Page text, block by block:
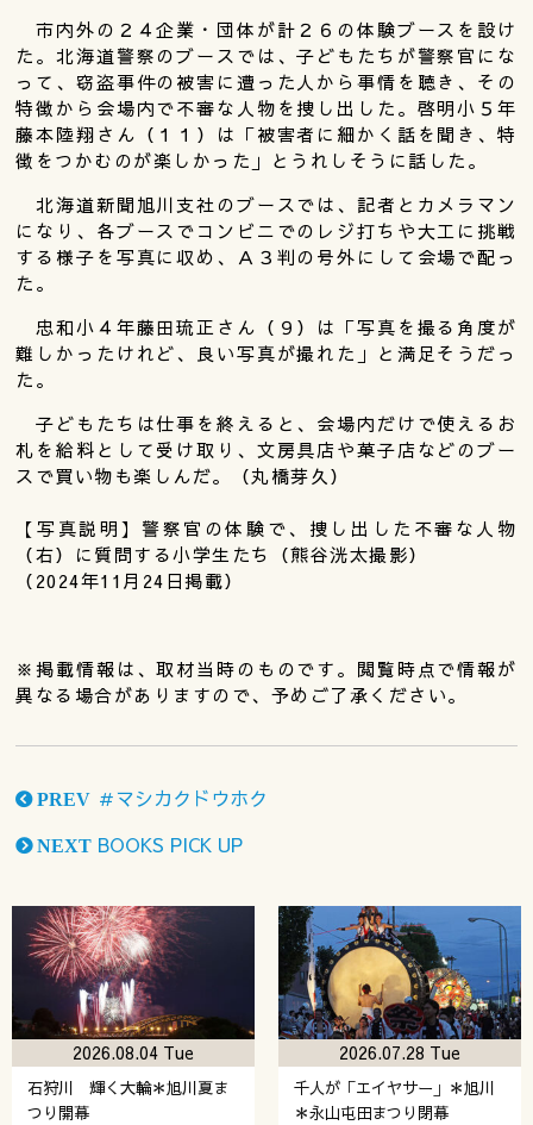
市内外の２４企業・団体が計２６の体験ブースを設け
た。北海道警察のブースでは、子どもたちが警察官にな
って、窃盗事件の被害に遭った人から事情を聴き、その
特徴から会場内で不審な人物を捜し出した。啓明小５年
藤本陸翔さん（１１）は「被害者に細かく話を聞き、特
徴をつかむのが楽しかった」とうれしそうに話した。
北海道新聞旭川支社のブースでは、記者とカメラマン
になり、各ブースでコンビニでのレジ打ちや大工に挑戦
する様子を写真に収め、Ａ３判の号外にして会場で配っ
た。
忠和小４年藤田琉正さん（９）は「写真を撮る角度が
難しかったけれど、良い写真が撮れた」と満足そうだっ
た。
子どもたちは仕事を終えると、会場内だけで使えるお
札を給料として受け取り、文房具店や菓子店などのブー
スで買い物も楽しんだ。（丸橋芽久）
【写真説明】警察官の体験で、捜し出した不審な人物
（右）に質問する小学生たち（熊谷洸太撮影）
（2024年11月24日掲載）
※掲載情報は、取材当時のものです。閲覧時点で情報が
異なる場合がありますので、予めご了承ください。
PREV ＃マシカクドウホク
NEXT BOOKS PICK UP
石狩川 輝く大輪＊旭川夏ま
つり開幕
2026.08.04 Tue
千人が「エイヤサー」＊旭川
＊永山屯田まつり閉幕
2026.07.28 Tue